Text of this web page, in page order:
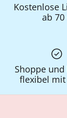
Kostenlose
ab 70
Shoppe
flexibel mit